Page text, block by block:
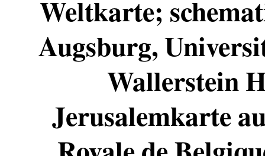
Weltkarte;
Augsburg,
Wallerstein
Jerusalemkarte